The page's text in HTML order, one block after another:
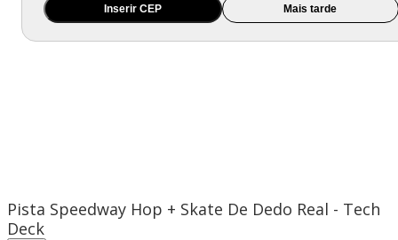
Inserir CEP Mais tarde
Pista Speedway Hop + Skate De Dedo Real - Tech
Deck